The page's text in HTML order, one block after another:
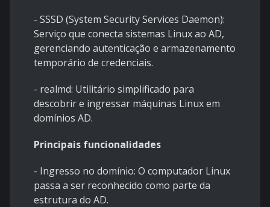
- SSSD (System Security Services Daemon):
Serviço que conecta sistemas Linux ao AD,
gerenciando autenticação e armazenamento
temporário de credenciais.
- realmd: Utilitário simplificado para
descobrir e ingressar máquinas Linux em
domínios AD.
Principais funcionalidades
- Ingresso no domínio: O computador Linux
passa a ser reconhecido como parte da
estrutura do AD.